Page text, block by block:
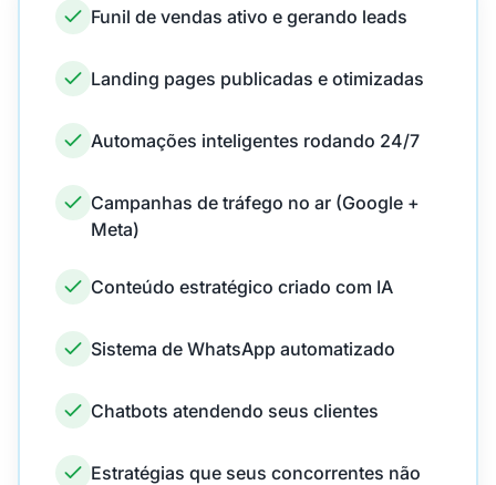
Funil de vendas ativo e gerando leads
Landing pages publicadas e otimizadas
Automações inteligentes rodando 24/7
Campanhas de tráfego no ar (Google +
Meta)
Conteúdo estratégico criado com IA
Sistema de WhatsApp automatizado
Chatbots atendendo seus clientes
Estratégias que seus concorrentes não